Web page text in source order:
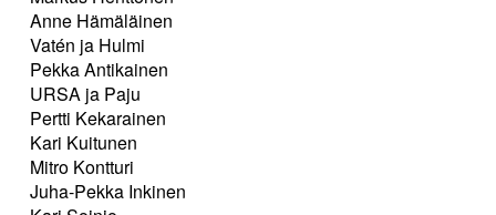
Anne Hämäläinen
Vatén ja Hulmi
Pekka Antikainen
URSA ja Paju
Pertti Kekarainen
Kari Kuitunen
Mitro Kontturi
Juha-Pekka Inkinen